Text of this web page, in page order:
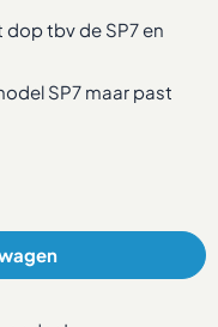
tbv de SP7 en
SP7 maar past